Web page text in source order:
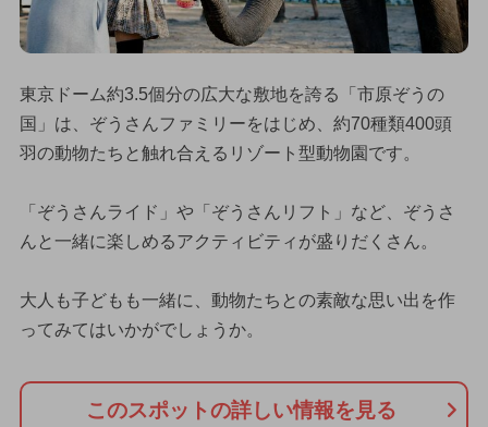
東京ドーム約3.5個分の広大な敷地を誇る「市原ぞうの
国」は、ぞうさんファミリーをはじめ、約70種類400頭
羽の動物たちと触れ合えるリゾート型動物園です。
「ぞうさんライド」や「ぞうさんリフト」など、ぞうさ
んと一緒に楽しめるアクティビティが盛りだくさん。
大人も子どもも一緒に、動物たちとの素敵な思い出を作
ってみてはいかがでしょうか。
このスポットの詳しい情報を見る